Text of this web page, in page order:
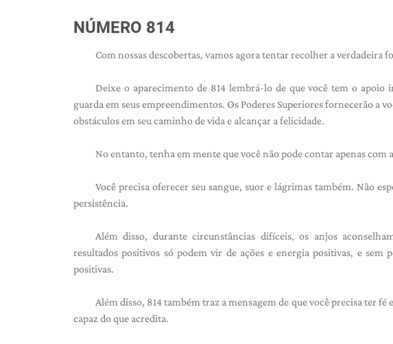
NÚMERO 814
Com nossas descobertas, vamos agora tentar recolher a
Deixe o aparecimento de 814 lembrá-lo de que você tem o
guarda em seus empreendimentos. Os Poderes Superiores fornecerão a
obstáculos em seu caminho de vida e alcançar a felicidade.
No entanto, tenha em mente que você não pode contar apenas com
Você precisa oferecer seu sangue, suor e lágrimas também. Não
persistência.
Além disso, durante circunstâncias difíceis, os anjos
resultados positivos só podem vir de ações e energia positivas, e sem
positivas.
Além disso, 814 também traz a mensagem de que você precisa ter
capaz do que acredita.